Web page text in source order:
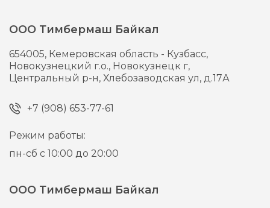
ООО Тимбермаш Байкал
654005, Кемеровская область - Кузбасс,
Новокузнецкий г.о., Новокузнецк г,
Центральный р-н, Хлебозаводская ул, д.17А
+7 (908) 653-77-61
Режим работы:
пн-сб с 10:00 до 20:00
ООО Тимбермаш Байкал